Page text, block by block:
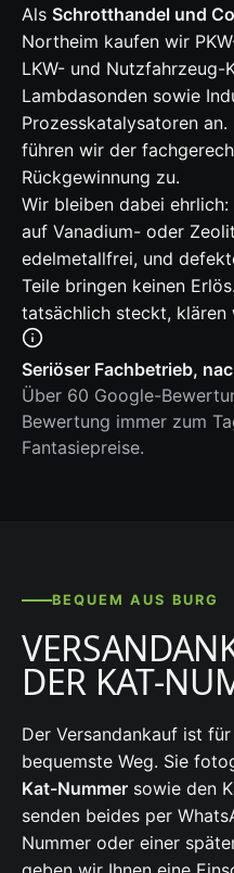
Als Schrotthandel und
Northeim kaufen wir
LKW- und Nutzfahrzeug-
Lambdasonden sowie
Prozesskatalysatoren
führen wir der
Rückgewinnung zu.
Wir bleiben dabei
auf Vanadium- oder
edelmetallfrei, und
Teile bringen keinen
tatsächlich steckt, klären
Seriöser Fachbetrieb,
Über 60 Google-
Bewertung immer zum
Fantasiepreise.
BEQUEM AUS BURG
DER KAT-
Der Versandankauf ist
bequemste Weg. Sie
Kat-Nummer sowie den
senden beides per
Nummer oder einer